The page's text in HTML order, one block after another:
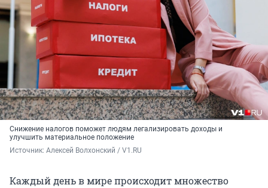
Снижение налогов поможет людям легализировать доходы и
улучшить материальное положение
Источник: Алексей Волхонский / V1.RU
Каждый день в мире происходит множество